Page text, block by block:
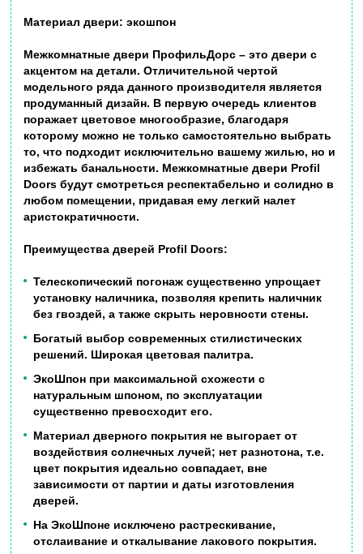
Материал двери: экошпон
Межкомнатные двери ПрофильДорс – это двери с
акцентом на детали. Отличительной чертой
модельного ряда данного производителя является
продуманный дизайн. В первую очередь клиентов
поражает цветовое многообразие, благодаря
которому можно не только самостоятельно выбрать
то, что подходит исключительно вашему жилью, но и
избежать банальности. Межкомнатные двери Profil
Doors будут смотреться респектабельно и солидно в
любом помещении, придавая ему легкий налет
аристократичности.
Преимущества дверей Profil Doors:
Телескопический погонаж существенно упрощает
установку наличника, позволяя крепить наличник
без гвоздей, а также скрыть неровности стены.
Богатый выбор современных стилистических
решений. Широкая цветовая палитра.
ЭкоШпон при максимальной схожести с
натуральным шпоном, по эксплуатации
существенно превосходит его.
Материал дверного покрытия не выгорает от
воздействия солнечных лучей; нет разнотона, т.е.
цвет покрытия идеально совпадает, вне
зависимости от партии и даты изготовления
дверей.
На ЭкоШпоне исключено растрескивание,
отслаивание и откалывание лакового покрытия.